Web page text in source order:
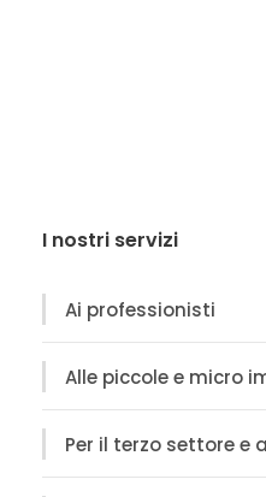
I nostri servizi
Ai professionisti
Alle piccole e micro
Per il terzo settore e